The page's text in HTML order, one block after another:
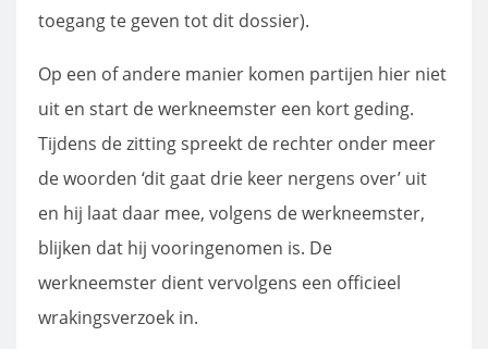
toegang te geven tot dit dossier).
Op een of andere manier komen partijen hier niet
uit en start de werkneemster een kort geding.
Tijdens de zitting spreekt de rechter onder meer
de woorden ‘dit gaat drie keer nergens over’ uit
en hij laat daar mee, volgens de werkneemster,
blijken dat hij vooringenomen is. De
werkneemster dient vervolgens een officieel
wrakingsverzoek in.